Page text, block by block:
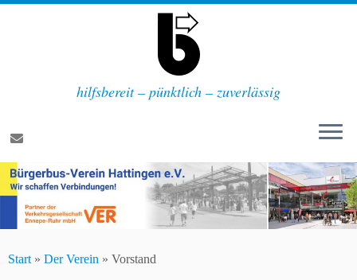
Zum
Inhalt
springen
hilfsbereit – pünktlich – zuverlässig
Start » Der Verein » Vorstand